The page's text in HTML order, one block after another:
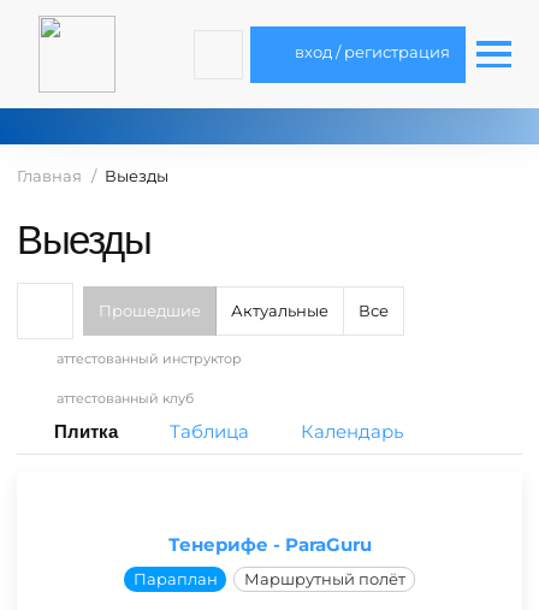
вход / регистрация
Главная Выезды
Выезды
Прошедшие Актуальные Все
аттестованный инструктор
аттестованный клуб
Плитка Таблица Календарь
Тенерифе - ParaGuru
Параплан Маршрутный полёт